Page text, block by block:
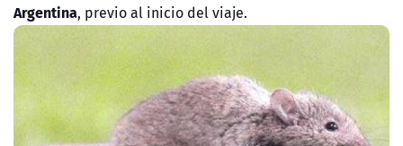
Argentina, previo al inicio del viaje.